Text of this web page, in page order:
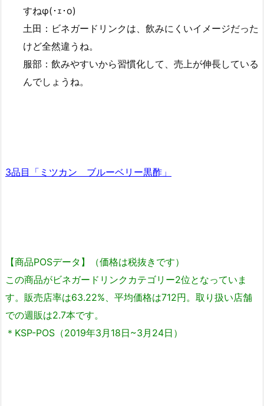
すねφ(･ｪ･o)
土田：ビネガードリンクは、飲みにくいイメージだった
けど全然違うね。
服部：飲みやすいから習慣化して、売上が伸長している
んでしょうね。
3品目「ミツカン ブルーベリー黒酢」
【商品POSデータ】（価格は税抜きです）
この商品がビネガードリンクカテゴリー2位となっていま
す。販売店率は63.22%、平均価格は712円。取り扱い店舗
での週販は2.7本です。
＊KSP-POS（2019年3月18日~3月24日）